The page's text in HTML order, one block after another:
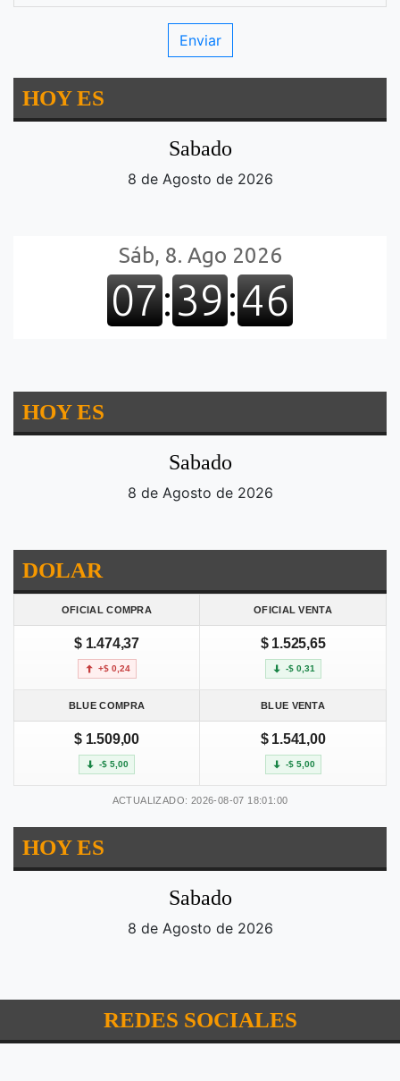
HOY ES
Sabado
8 de Agosto de 2026
HOY ES
Sabado
8 de Agosto de 2026
DOLAR
OFICIAL COMPRA OFICIAL VENTA
$ 1.474,37
+$ 0,24
$ 1.525,65
-$ 0,31
BLUE COMPRA BLUE VENTA
$ 1.509,00
-$ 5,00
$ 1.541,00
-$ 5,00
ACTUALIZADO: 2026-08-07 18:01:00
HOY ES
Sabado
8 de Agosto de 2026
REDES SOCIALES